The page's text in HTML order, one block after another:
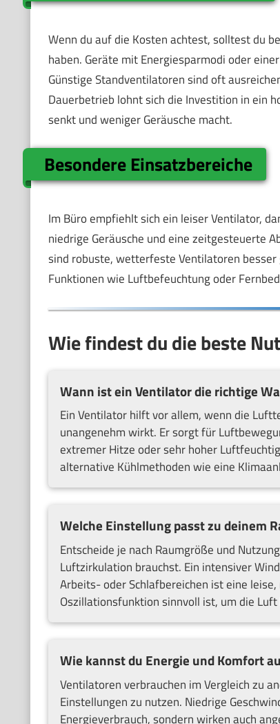
Wenn du auf die Kosten achtest, solltest du
haben. Geräte mit Energiesparmodi oder
Günstige Standventilatoren sind oft
Dauerbetrieb lohnt sich die Investition in ein
senkt und weniger Geräusche macht.
Besondere Einsatzbereiche
Im Büro empfiehlt sich ein leiser Ventilator,
niedrige Geräusche und eine zeitgesteuerte
sind robuste, wetterfeste Ventilatoren besser
Funktionen wie Luftbefeuchtung oder
Wie findest du die beste
Wann ist ein Ventilator die richtige
Ein Ventilator hilft vor allem, wenn die
unangenehm wirkt. Er sorgt für
extremer Hitze oder sehr hoher
alternative Kühlmethoden wie eine
Welche Einstellung passt zu deinem
Entscheide je nach Raumgröße und
Luftzirkulation brauchst. Ein intensiver
Arbeits- oder Schlafbereichen ist eine
Oszillationsfunktion sinnvoll ist, um die
Wie kannst du Energie und Komfort
Ventilatoren verbrauchen im Vergleich zu
Einstellungen zu nutzen. Niedrige
Energieverbrauch, sondern wirken auch